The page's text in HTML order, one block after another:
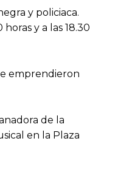
y policiaca.
y a las 18.30
emprendieron
de la
en la Plaza